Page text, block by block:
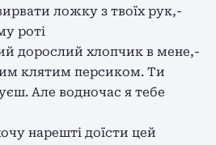
ложку з твоїх рук,-
роті
дорослий хлопчик в мене,-
клятим персиком. Ти
Але водночас я тебе
нарешті доїсти цей